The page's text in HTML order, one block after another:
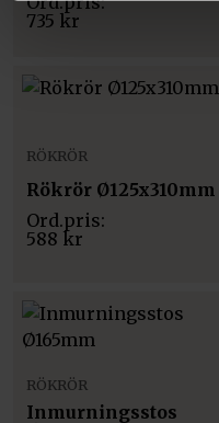
735 kr
RÖKRÖR
Rökrör Ø125x310mm
588 kr
RÖKRÖR
Inmurningsstos